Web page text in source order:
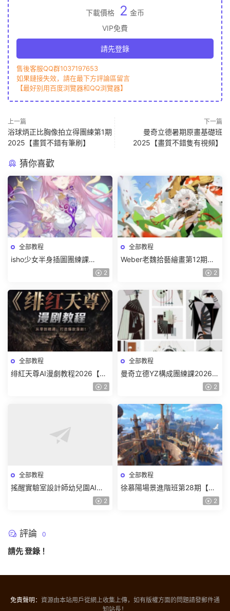
下載價格 2 金币
VIP免費
請先登錄
售後客服QQ群1037197653
如果鏈接失效，請在最下方評論區留言
【最好别用百度浏覽器和QQ浏覽器】
上一篇
浴球炳正比胸像拍立得團練第1期
2025【畫質不錯有筆刷】
下一篇
曼奇立德暑期原畫基礎班
2025【畫質不錯隻有視頻】
猜你喜歡
全部教程
isho少女半身插圖團練課
2026【畫質高清隻有視頻】 2
全部教程
Weber老魏拾藝繪畫第12期角
色特訓班【畫質不錯隻有視
2
全部教程
绯紅天尊AI漫劇教程2026【畫
2
全部教程
曼奇立德YZ構成團練課2026年
8月已結課【畫質高清有課件】
2
全部教程
搖醒實驗室設計師幼兒園AI軟
件基礎課2025【畫質不錯有素
2
全部教程
徐慕陽場景進階班第28期【畫
2
評論 0
請先登錄 ！
免責聲明： 資源由本站用戶從網上收集上傳，如有版權方面的問題請發郵件通
知站長！